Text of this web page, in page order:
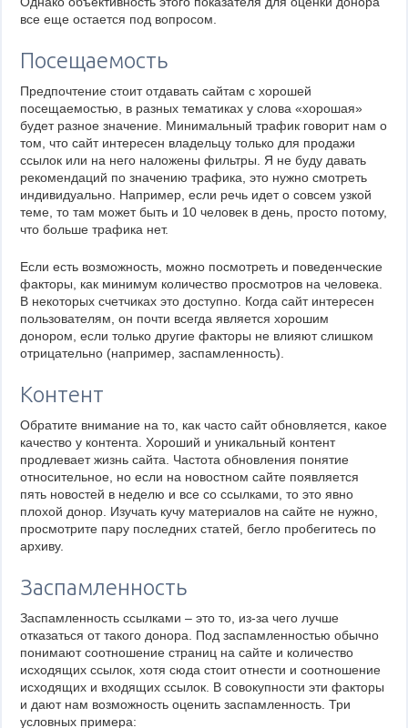
все еще остается под вопросом.
Посещаемость
Предпочтение стоит отдавать сайтам с хорошей
посещаемостью, в разных тематиках у слова «хорошая»
будет разное значение. Минимальный трафик говорит нам о
том, что сайт интересен владельцу только для продажи
ссылок или на него наложены фильтры. Я не буду давать
рекомендаций по значению трафика, это нужно смотреть
индивидуально. Например, если речь идет о совсем узкой
теме, то там может быть и 10 человек в день, просто потому,
что больше трафика нет.
Если есть возможность, можно посмотреть и поведенческие
факторы, как минимум количество просмотров на человека.
В некоторых счетчиках это доступно. Когда сайт интересен
пользователям, он почти всегда является хорошим
донором, если только другие факторы не влияют слишком
отрицательно (например, заспамленность).
Контент
Обратите внимание на то, как часто сайт обновляется, какое
качество у контента. Хороший и уникальный контент
продлевает жизнь сайта. Частота обновления понятие
относительное, но если на новостном сайте появляется
пять новостей в неделю и все со ссылками, то это явно
плохой донор. Изучать кучу материалов на сайте не нужно,
просмотрите пару последних статей, бегло пробегитесь по
архиву.
Заспамленность
Заспамленность ссылками – это то, из-за чего лучше
отказаться от такого донора. Под заспамленностью обычно
понимают соотношение страниц на сайте и количество
исходящих ссылок, хотя сюда стоит отнести и соотношение
исходящих и входящих ссылок. В совокупности эти факторы
и дают нам возможность оценить заспамленность. Три
условных примера: